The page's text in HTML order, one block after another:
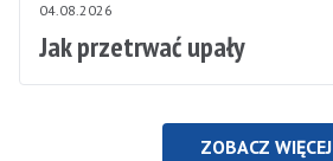
04.08.2026
Jak przetrwać upały
ZOBACZ WIĘCEJ